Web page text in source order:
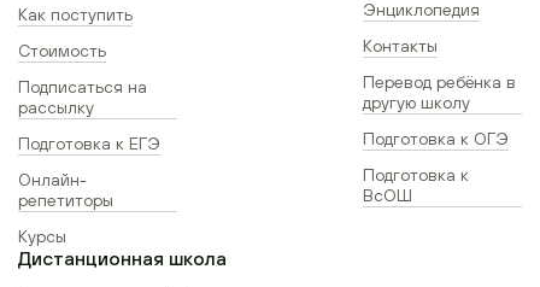
Как поступить
Стоимость
Подписаться на
рассылку
Подготовка к ЕГЭ
Онлайн-
репетиторы
Курсы
Энциклопедия
Контакты
Перевод ребёнка в
другую школу
Подготовка к ОГЭ
Подготовка к
ВсОШ
Дистанционная школа